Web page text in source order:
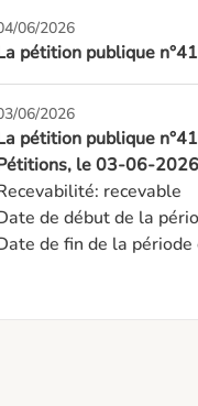
06/2026
pétition publique
06/2026
pétition publique
le 03-06-2026
recevable
de début de la
de fin de la